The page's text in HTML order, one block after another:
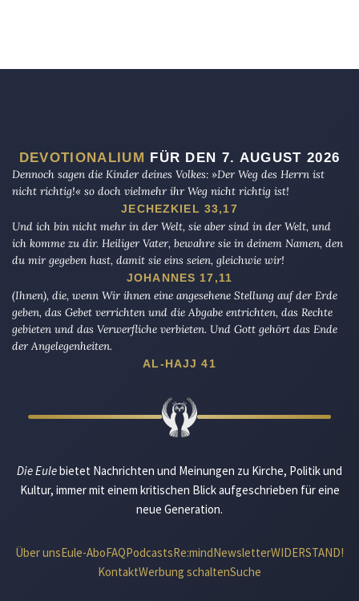
DEVOTIONALIUM FÜR DEN 7. AUGUST 2026
Dennoch sagen die Kinder deines Volkes: »Der Weg des Herrn ist
nicht richtig!« so doch vielmehr ihr Weg nicht richtig ist!
JECHEZKIEL 33,17
Und ich bin nicht mehr in der Welt, sie aber sind in der Welt, und
ich komme zu dir. Heiliger Vater, bewahre sie in deinem Namen, den
du mir gegeben hast, damit sie eins seien, gleichwie wir!
JOHANNES 17,11
(Ihnen), die, wenn Wir ihnen eine angesehene Stellung auf der Erde
geben, das Gebet verrichten und die Abgabe entrichten, das Rechte
gebieten und das Verwerfliche verbieten. Und Gott gehört das Ende
der Angelegenheiten.
AL-HAJJ 41
Die Eulebietet Nachrichten und Meinungen zu Kirche, Politik und
Kultur, immer mit einem kritischen Blick aufgeschrieben für eine
neue Generation.
Über unsEule-AboFAQPodcastsRe:mindNewsletterWIDERSTAND!
KontaktWerbung schaltenSuche